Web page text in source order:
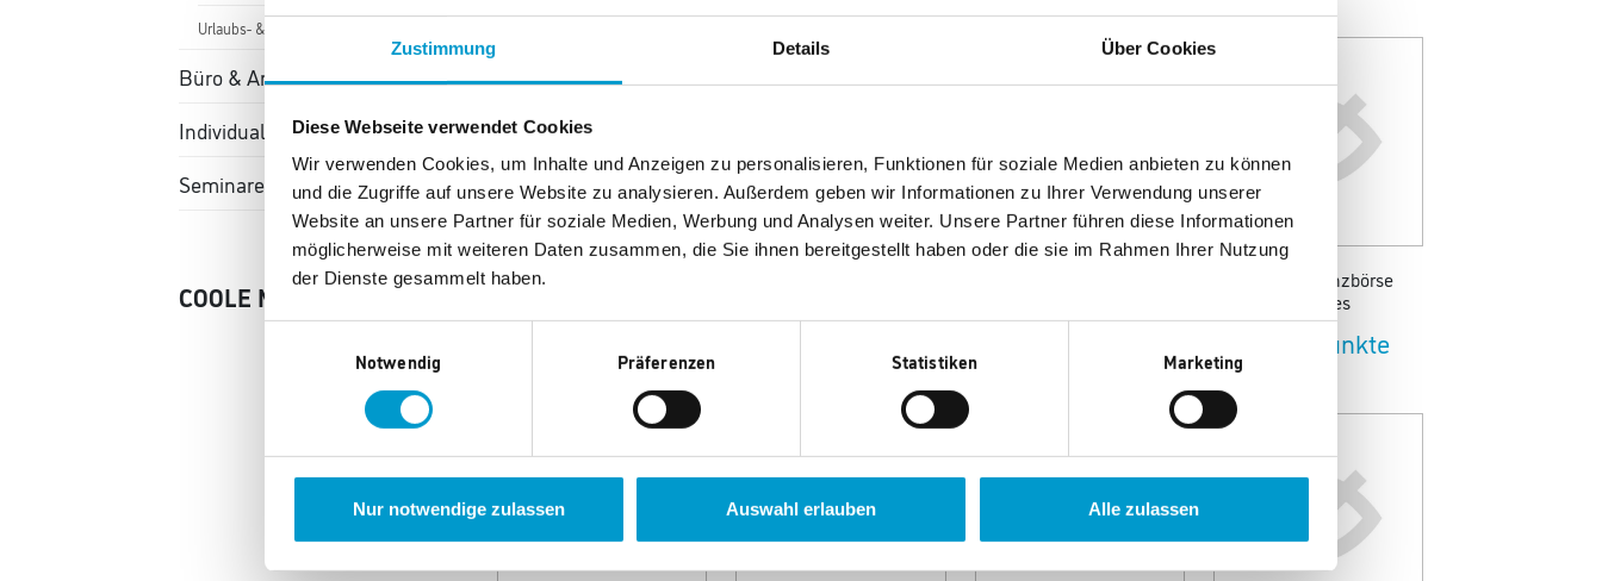
Zustimmung Details Über Cookies
Diese Webseite verwendet Cookies
Wir verwenden Cookies, um Inhalte und Anzeigen zu personalisieren, Funktionen für soziale Medien anbieten zu können
und die Zugriffe auf unsere Website zu analysieren. Außerdem geben wir Informationen zu Ihrer Verwendung unserer
Website an unsere Partner für soziale Medien, Werbung und Analysen weiter. Unsere Partner führen diese Informationen
möglicherweise mit weiteren Daten zusammen, die Sie ihnen bereitgestellt haben oder die sie im Rahmen Ihrer Nutzung
der Dienste gesammelt haben.
Notwendig Präferenzen Statistiken Marketing
Nur notwendige zulassen Auswahl erlauben Alle zulassen
Urlaubs- & Hotelgutscheine
Büro & Arbeitsmittel
Individualisierbare Prämien
Seminare
COOLE MARKEN
Bugatti Geldbörse Super
Bugatti Münzbörse
Neaples
3.150 Punkte